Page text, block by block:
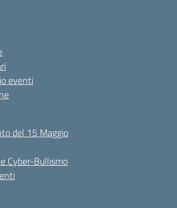
eventi
del 15 Maggio
Cyber-Bullismo